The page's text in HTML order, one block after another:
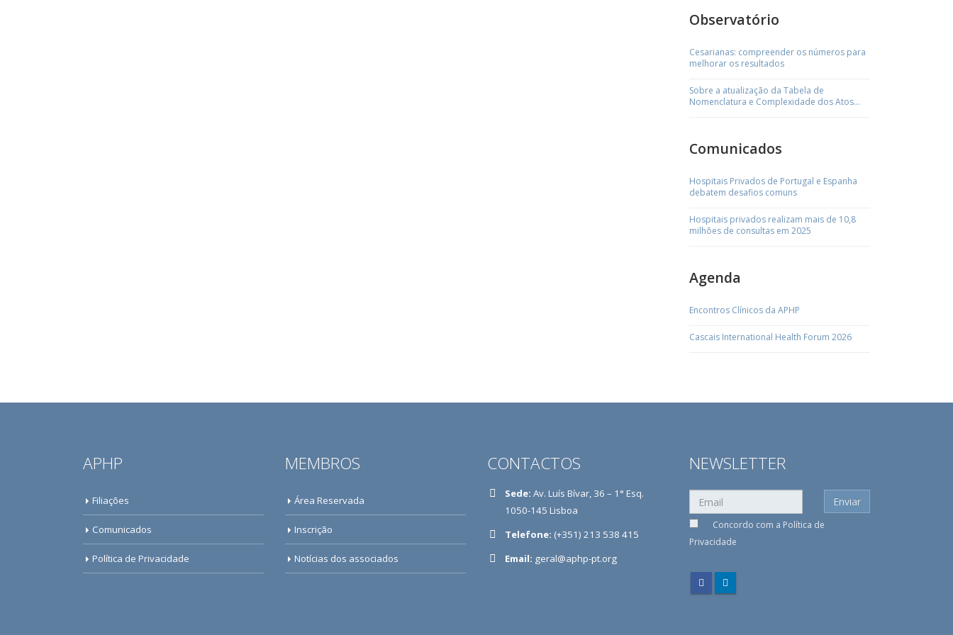
Observatório
Cesarianas: compreender os números para
melhorar os resultados
Sobre a atualização da Tabela de
Nomenclatura e Complexidade dos Atos
Comunicados
Hospitais Privados de Portugal e Espanha
debatem desafios comuns
Hospitais privados realizam mais de 10,8
milhões de consultas em 2025
Agenda
Encontros Clínicos da APHP
Cascais International Health Forum 2026
APHP
Filiações
Comunicados
Política de Privacidade
MEMBROS
Área Reservada
Inscrição
Notícias dos associados
CONTACTOS
Sede: Av. Luís Bívar, 36 – 1° Esq.
1050-145 Lisboa
Telefone: (+351) 213 538 415
Email: geral@aphp-pt.org
NEWSLETTER
Concordo com a Política de
Privacidade